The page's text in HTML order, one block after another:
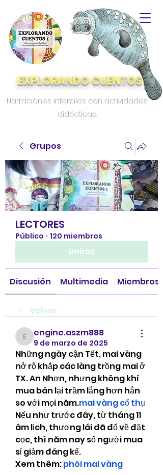
EXPLORANDO CUENTOS
Narraciones infantiles con actividades
didácticas.
Grupos
LECTORES
Público · 120 miembros
Unirse
Discusión Multimedia Miembros
Volver
engine.aszm888
engine.aszm888
9 de marzo de 2025
Những ngày cận Tết, mai vàng
nở rộ khắp các làng trồng mai ở
TX. An Nhơn, nhưng không khí
mua bán lại trầm lắng hơn hẳn
so với mọi năm.mai vàng cổ thụ
Nếu như trước đây, từ tháng 11
âm lịch, thương lái đã đổ về đặt
cọc, thì năm nay số người mua
sỉ giảm đáng kể.
Xem thêm: phôi mai vàng